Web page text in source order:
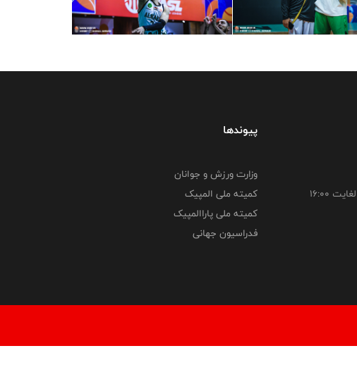
پیوندها
وزارت ورزش و جوانان
کمیته ملی المپیک
کمیته ملی پاراالمپیک
فدراسیون جهانی